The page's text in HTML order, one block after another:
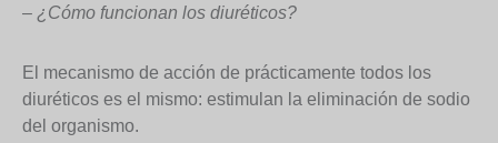
– ¿Cómo funcionan los diuréticos?
El mecanismo de acción de prácticamente todos los
diuréticos es el mismo: estimulan la eliminación de sodio
del organismo.